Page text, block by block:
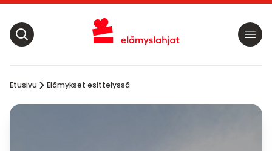
Etusivu Elämykset esittelyssä